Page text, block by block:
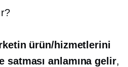
ürün/hizmetlerini
anlamına gelir,